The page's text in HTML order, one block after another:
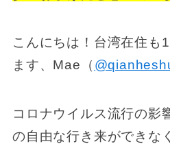
こんにちは！台湾在住も
ます、Mae（
コロナウイルス流行の影
の自由な行き来ができな